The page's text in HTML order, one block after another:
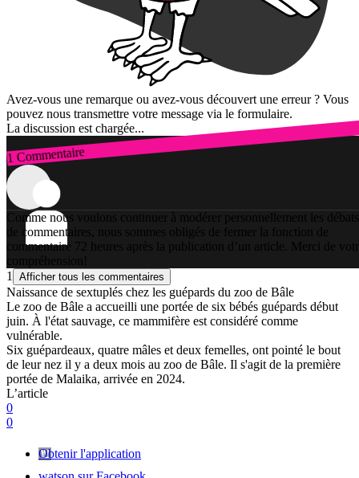
Avez-vous une remarque ou avez-vous découvert une erreur ? Vous
pouvez nous transmettre votre message via le formulaire.
La discussion est chargée...
1 Commentaire
Connexion
Comme nous voulons continuer à modérer personnellement les débats
de commentaires, nous sommes obligés de fermer la fonction de
commentaire 72 heures après la publication d’un article. Merci de
compréhension!
1
Afficher tous les commentaires
Naissance de sextuplés chez les guépards du zoo de Bâle
Le zoo de Bâle a accueilli une portée de six bébés guépards début
juin. À l'état sauvage, ce mammifère est considéré comme
vulnérable.
Six guépardeaux, quatre mâles et deux femelles, ont pointé le bout
de leur nez il y a deux mois au zoo de Bâle. Il s'agit de la première
portée de Malaika, arrivée en 2024.
L’article
0
0
Obtenir l'application